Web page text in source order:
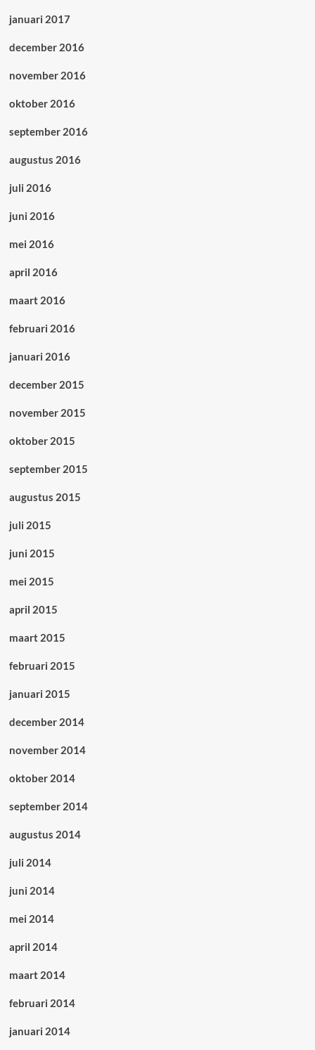
januari 2017
december 2016
november 2016
oktober 2016
september 2016
augustus 2016
juli 2016
juni 2016
mei 2016
april 2016
maart 2016
februari 2016
januari 2016
december 2015
november 2015
oktober 2015
september 2015
augustus 2015
juli 2015
juni 2015
mei 2015
april 2015
maart 2015
februari 2015
januari 2015
december 2014
november 2014
oktober 2014
september 2014
augustus 2014
juli 2014
juni 2014
mei 2014
april 2014
maart 2014
februari 2014
januari 2014